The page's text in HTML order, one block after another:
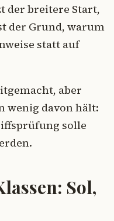
der breitere Start,
der Grund, warum
statt auf
aber
wenig davon hält:
solle
Sol,